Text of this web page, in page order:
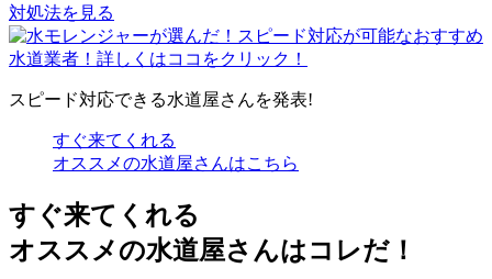
対処法を見る
スピード対応できる水道屋さんを発表!
すぐ来てくれる
オススメの水道屋さんはこちら
すぐ来てくれる
オススメの水道屋さんはコレだ！